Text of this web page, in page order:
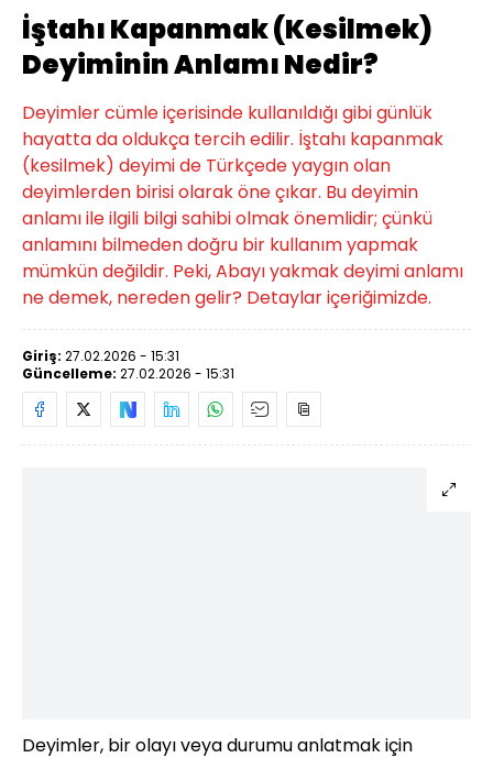
İştahı Kapanmak (Kesilmek)
Deyiminin Anlamı Nedir?
Deyimler cümle içerisinde kullanıldığı gibi günlük
hayatta da oldukça tercih edilir. İştahı kapanmak
(kesilmek) deyimi de Türkçede yaygın olan
deyimlerden birisi olarak öne çıkar. Bu deyimin
anlamı ile ilgili bilgi sahibi olmak önemlidir; çünkü
anlamını bilmeden doğru bir kullanım yapmak
mümkün değildir. Peki, Abayı yakmak deyimi anlamı
ne demek, nereden gelir? Detaylar içeriğimizde.
Giriş: 27.02.2026 - 15:31
Güncelleme: 27.02.2026 - 15:31
Deyimler, bir olayı veya durumu anlatmak için